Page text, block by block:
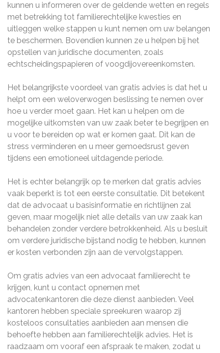
kunnen u informeren over de geldende wetten en regels
met betrekking tot familierechtelijke kwesties en
uitleggen welke stappen u kunt nemen om uw belangen
te beschermen. Bovendien kunnen ze u helpen bij het
opstellen van juridische documenten, zoals
echtscheidingspapieren of voogdijovereenkomsten.
Het belangrijkste voordeel van gratis advies is dat het u
helpt om een weloverwogen beslissing te nemen over
hoe u verder moet gaan. Het kan u helpen om de
mogelijke uitkomsten van uw zaak beter te begrijpen en
u voor te bereiden op wat er komen gaat. Dit kan de
stress verminderen en u meer gemoedsrust geven
tijdens een emotioneel uitdagende periode.
Het is echter belangrijk op te merken dat gratis advies
vaak beperkt is tot een eerste consultatie. Dit betekent
dat de advocaat u basisinformatie en richtlijnen zal
geven, maar mogelijk niet alle details van uw zaak kan
behandelen zonder verdere betrokkenheid. Als u besluit
om verdere juridische bijstand nodig te hebben, kunnen
er kosten verbonden zijn aan de vervolgstappen.
Om gratis advies van een advocaat familierecht te
krijgen, kunt u contact opnemen met
advocatenkantoren die deze dienst aanbieden. Veel
kantoren hebben speciale spreekuren waarop zij
kosteloos consultaties aanbieden aan mensen die
behoefte hebben aan familierechtelijk advies. Het is
raadzaam om vooraf een afspraak te maken, zodat u